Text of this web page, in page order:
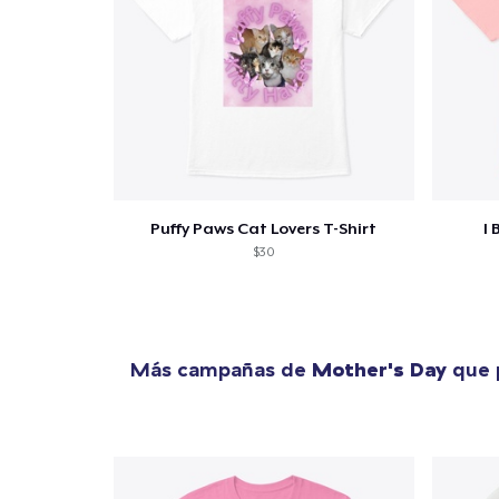
Puffy Paws Cat Lovers T-Shirt
$30
I
Más campañas de Mother's Day que